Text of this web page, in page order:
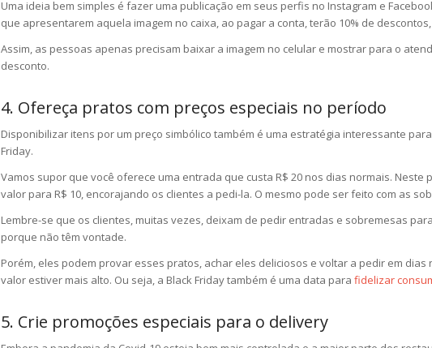
Uma ideia bem simples é fazer uma publicação em seus perfis no Instagram e
que apresentarem aquela imagem no caixa, ao pagar a conta, terão 10% de
Assim, as pessoas apenas precisam baixar a imagem no celular e mostrar para o
desconto.
4. Ofereça pratos com preços especiais no período
Disponibilizar itens por um preço simbólico também é uma estratégia interessante
Friday.
Vamos supor que você oferece uma entrada que custa R$ 20 nos dias normais. Neste
valor para R$ 10, encorajando os clientes a pedi-la. O mesmo pode ser feito com as
Lembre-se que os clientes, muitas vezes, deixam de pedir entradas e sobremesas
porque não têm vontade.
Porém, eles podem provar esses pratos, achar eles deliciosos e voltar a pedir em dias
valor estiver mais alto. Ou seja, a Black Friday também é uma data para fidelizar
5. Crie promoções especiais para o delivery